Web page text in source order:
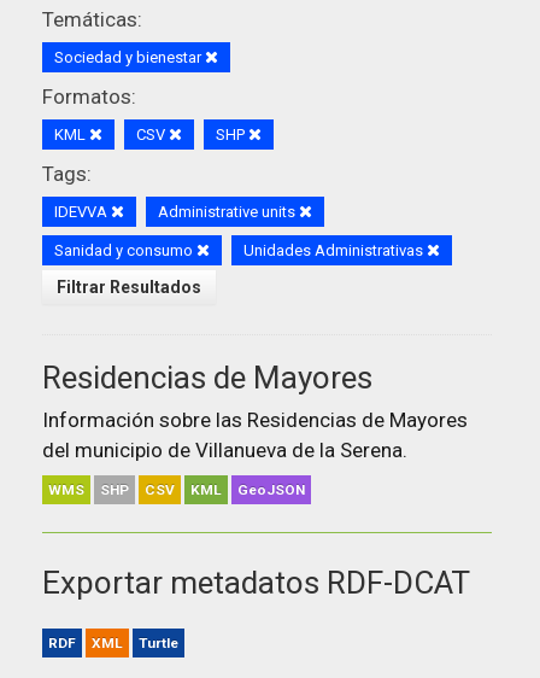
Temáticas:
Sociedad y bienestar
Formatos:
KML CSV SHP
Tags:
IDEVVA Administrative units
Sanidad y consumo Unidades Administrativas
Filtrar Resultados
Residencias de Mayores
Información sobre las Residencias de Mayores
del municipio de Villanueva de la Serena.
WMS SHP CSV KML GeoJSON
Exportar metadatos RDF-DCAT
RDF XML Turtle